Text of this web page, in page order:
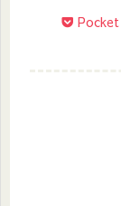
Pocket